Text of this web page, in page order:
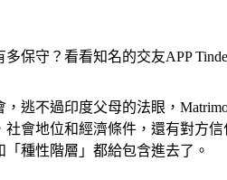
多保守？看看知名的交友APP
逃不過印度父母的法眼，
社會地位和經濟條件，還有對方
「種性階層」都給包含進去了